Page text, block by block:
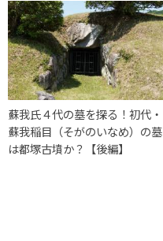
蘇我氏４代の墓を探る！初代・
蘇我稲目（そがのいなめ）の墓
は都塚古墳か？【後編】